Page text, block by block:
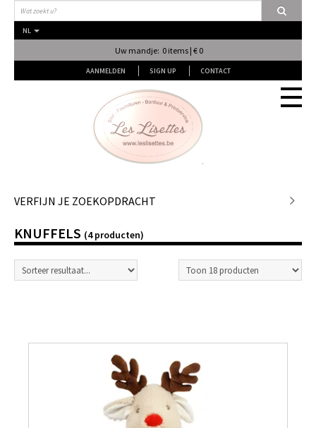
NL
Uw mandje: 0 items | € 0
AANMELDEN SIGN UP CONTACT
Fournituren
Naai & Breiatelier
Breien & Haken
VERFIJN JE ZOEKOPDRACHT
KNUFFELS (4 producten)